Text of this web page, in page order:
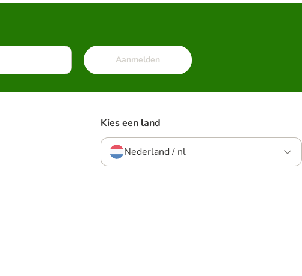
Aanmelden
Kies een land
Nederland / nl